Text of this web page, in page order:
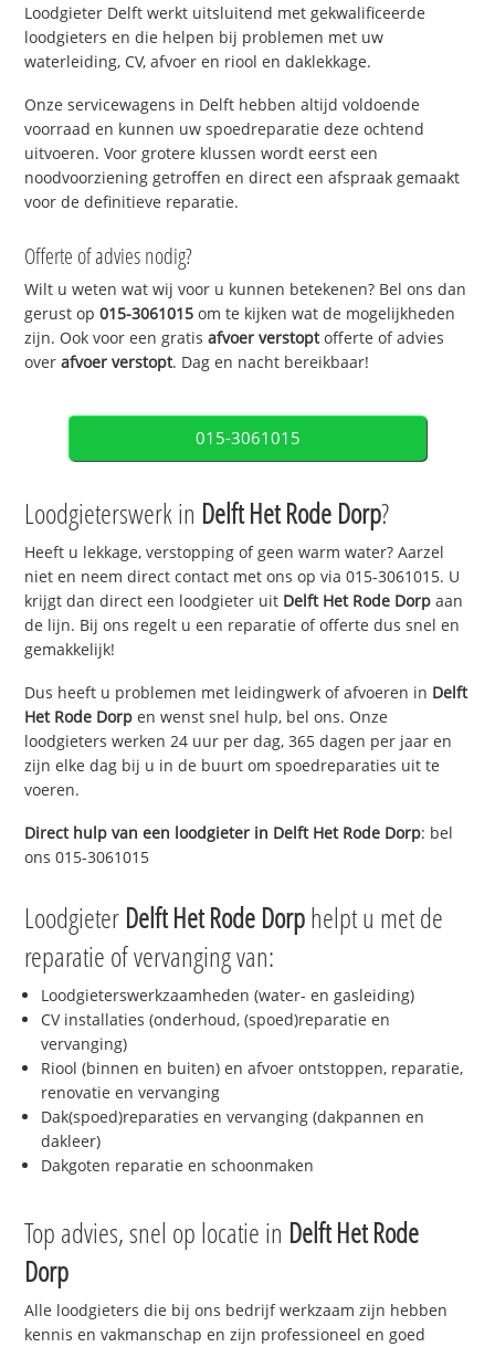
Loodgieter Delft werkt uitsluitend met gekwalificeerde
loodgieters en die helpen bij problemen met uw
waterleiding, CV, afvoer en riool en daklekkage.
Onze servicewagens in Delft hebben altijd voldoende
voorraad en kunnen uw spoedreparatie deze ochtend
uitvoeren. Voor grotere klussen wordt eerst een
noodvoorziening getroffen en direct een afspraak gemaakt
voor de definitieve reparatie.
Offerte of advies nodig?
Wilt u weten wat wij voor u kunnen betekenen? Bel ons dan
gerust op015-3061015 om te kijken wat de mogelijkheden
zijn. Ook voor een gratisafvoer verstoptofferte of advies
overafvoer verstopt. Dag en nacht bereikbaar!
015-3061015
Loodgieterswerk in Delft Het Rode Dorp?
Heeft u lekkage, verstopping of geen warm water? Aarzel
niet en neem direct contact met ons op via 015-3061015. U
krijgt dan direct een loodgieter uit Delft Het Rode Dorp aan
de lijn. Bij ons regelt u een reparatie of offerte dus snel en
gemakkelijk!
Dus heeft u problemen met leidingwerk of afvoeren in Delft
Het Rode Dorp en wenst snel hulp, bel ons. Onze
loodgieters werken 24 uur per dag, 365 dagen per jaar en
zijn elke dag bij u in de buurt om spoedreparaties uit te
voeren.
Direct hulp van een loodgieter in Delft Het Rode Dorp: bel
ons 015-3061015
Loodgieter Delft Het Rode Dorphelpt u met de
reparatie of vervanging van:
Loodgieterswerkzaamheden (water- en gasleiding)
CV installaties (onderhoud, (spoed)reparatie en
vervanging)
Riool (binnen en buiten) en afvoer ontstoppen, reparatie,
renovatie en vervanging
Dak(spoed)reparaties en vervanging (dakpannen en
dakleer)
Dakgoten reparatie en schoonmaken
Top advies, snel op locatie in Delft Het Rode
Dorp
Alle loodgieters die bij ons bedrijf werkzaam zijn hebben
kennis en vakmanschap en zijn professioneel en goed